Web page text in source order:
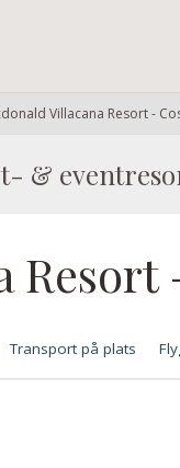
Villacana Resort -
&
Transport på plats